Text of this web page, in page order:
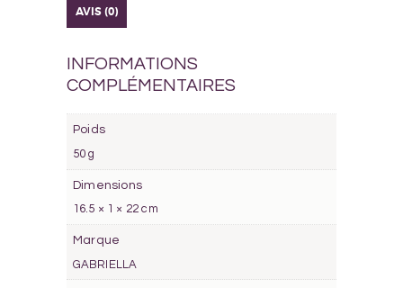
AVIS (0)
INFORMATIONS
COMPLÉMENTAIRES
Poids
50 g
Dimensions
16.5 × 1 × 22 cm
Marque
GABRIELLA